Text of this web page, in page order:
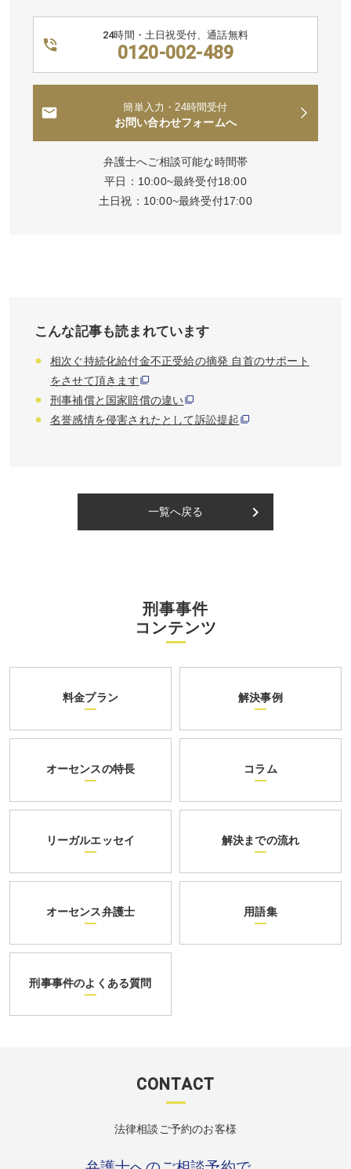
24時間・土日祝受付、通話無料
0120-002-489
簡単入力・24時間受付
お問い合わせフォームへ
弁護士へご相談可能な時間帯
平日：10:00~最終受付18:00
土日祝：10:00~最終受付17:00
こんな記事も読まれています
相次ぐ持続化給付金不正受給の摘発 自首のサポート
をさせて頂きます
刑事補償と国家賠償の違い
名誉感情を侵害されたとして訴訟提起
一覧へ戻る keyboard_arrow_right
刑事事件
コンテンツ
料金プラン 解決事例
オーセンスの特長 コラム
リーガルエッセイ 解決までの流れ
オーセンス弁護士 用語集
刑事事件のよくある質問
CONTACT
法律相談ご予約のお客様